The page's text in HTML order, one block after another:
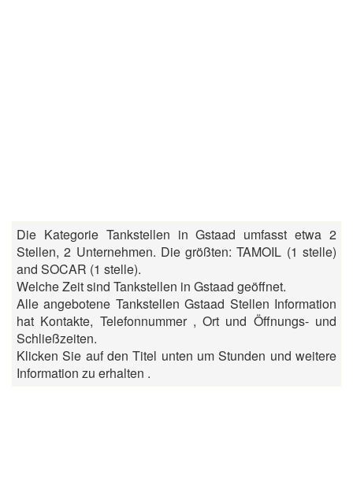
Die Kategorie Tankstellen in Gstaad umfasst etwa 2
Stellen, 2 Unternehmen. Die größten: TAMOIL (1 stelle)
and SOCAR (1 stelle).
Welche Zeit sind Tankstellen in Gstaad geöffnet.
Alle angebotene Tankstellen Gstaad Stellen Information
hat Kontakte, Telefonnummer , Ort und Öffnungs- und
Schließzeiten.
Klicken Sie auf den Titel unten um Stunden und weitere
Information zu erhalten .